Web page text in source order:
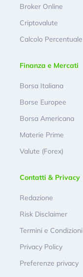
Broker Online
Criptovalute
Calcolo Percentuale
Finanza e Mercati
Borsa Italiana
Borse Europee
Borsa Americana
Materie Prime
Valute (Forex)
Contatti & Privacy
Redazione
Risk Disclaimer
Termini e Condizioni
Privacy Policy
Preferenze privacy